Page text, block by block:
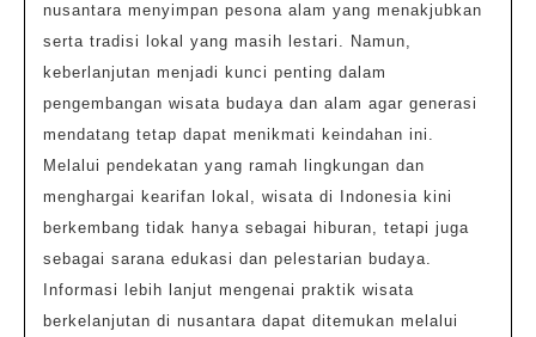
nusantara menyimpan pesona alam yang menakjubkan
serta tradisi lokal yang masih lestari. Namun,
keberlanjutan menjadi kunci penting dalam
pengembangan wisata budaya dan alam agar generasi
mendatang tetap dapat menikmati keindahan ini.
Melalui pendekatan yang ramah lingkungan dan
menghargai kearifan lokal, wisata di Indonesia kini
berkembang tidak hanya sebagai hiburan, tetapi juga
sebagai sarana edukasi dan pelestarian budaya.
Informasi lebih lanjut mengenai praktik wisata
berkelanjutan di nusantara dapat ditemukan melalui